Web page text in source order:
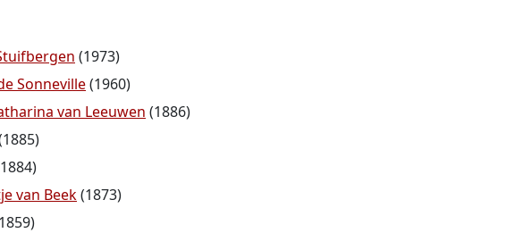
(1973)
Sonneville(1960)
van Leeuwen (1886)
van Beek(1873)